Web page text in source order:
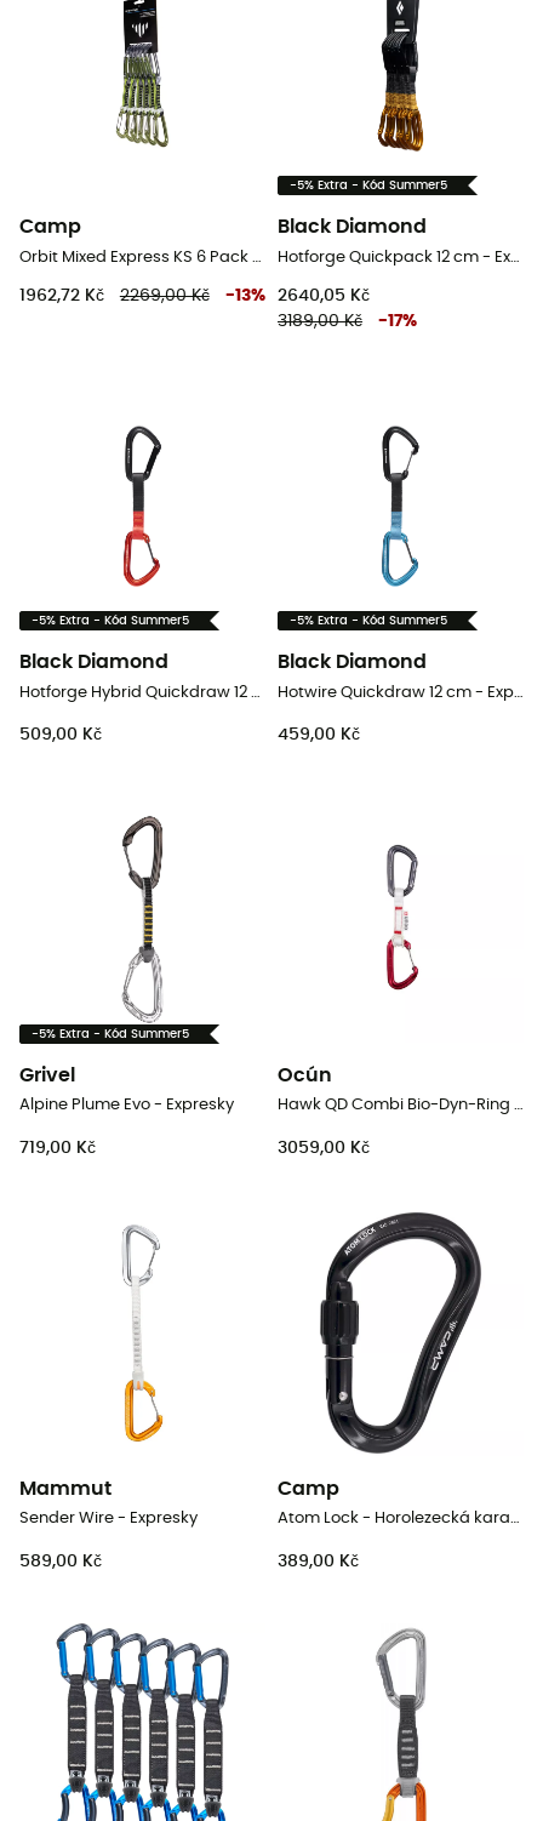
Camp
1962,72 Kč 2269,00 Kč -13%
-5% Extra - Kód Summer5
Black Diamond
2640,05 Kč
3189,00 Kč
-17%
-5% Extra - Kód Summer5
Black Diamond
509,00 Kč
-5% Extra - Kód Summer5
Black Diamond
459,00 Kč
-5% Extra - Kód Summer5
Grivel
Alpine Plume Evo - Expresky
719,00 Kč
Ocún
Hawk QD Combi Bio-Dyn-Ring 15 Mm 10 Cm 6-Pack - Expresky
3059,00 Kč
Mammut
Sender Wire - Expresky
589,00 Kč
Camp
Atom Lock - Horolezecká karabina
389,00 Kč